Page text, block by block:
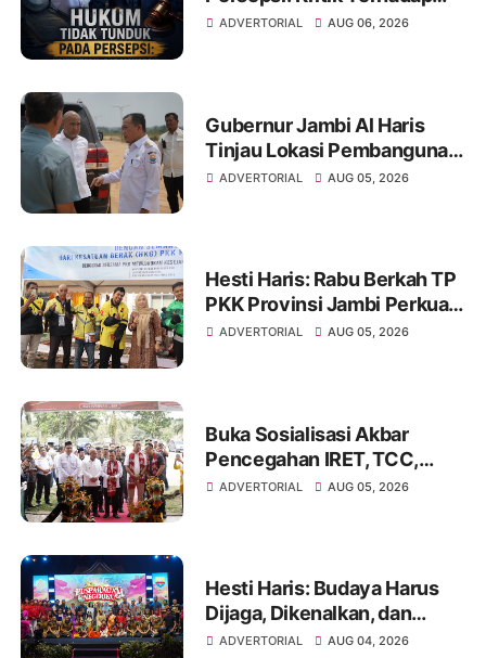
Monopoli Kebenaran oleh
ADVERTORIAL AUG 06, 2026
Gubernur Jambi Al Haris
Tinjau Lokasi Pembangunan
Sekolah Rakyat dan Lokasi
ADVERTORIAL AUG 05, 2026
Hesti Haris: Rabu Berkah TP
PKK Provinsi Jambi Perkuat
Literasi Keuangan dan
ADVERTORIAL AUG 05, 2026
Buka Sosialisasi Akbar
Pencegahan IRET, TCC,
Perundungan, dan Bahaya
ADVERTORIAL AUG 05, 2026
Hesti Haris: Budaya Harus
Dijaga, Dikenalkan, dan
Diwariskan
ADVERTORIAL AUG 04, 2026